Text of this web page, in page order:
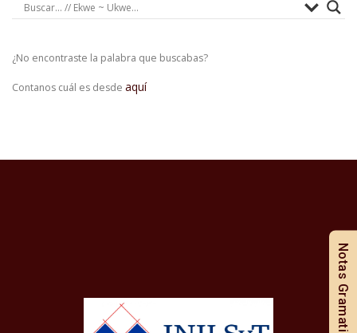
¿No encontraste la palabra que buscabas?
Contanos cuál es desde aquí
Notas Gramaticales